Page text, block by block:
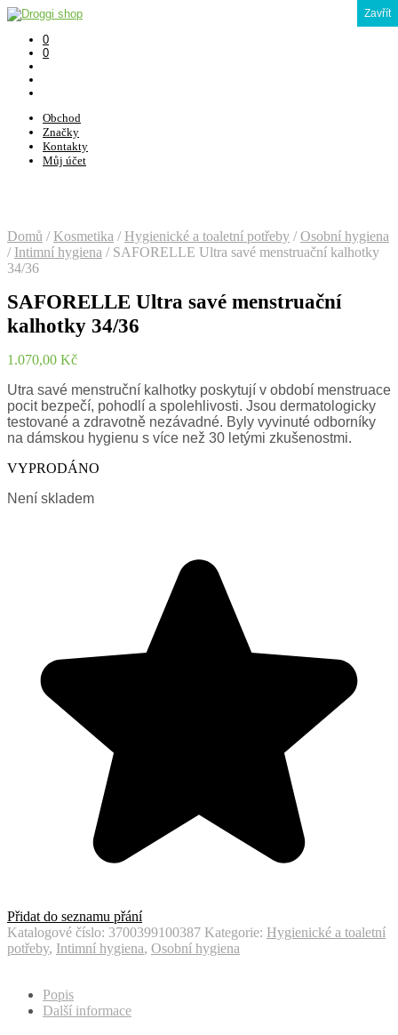
0
0
Obchod
Značky
Kontakty
Můj účet
Domů / Kosmetika / Hygienické a toaletní potřeby / Osobní hygiena
/ Intimní hygiena /SAFORELLE Ultra savé menstruační kalhotky
34/36
SAFORELLE Ultra savé menstruační
kalhotky 34/36
1.070,00 Kč
Utra savé menstruční kalhotky poskytují v období menstruace
pocit bezpečí, pohodlí a spolehlivosti. Jsou dermatologicky
testované a zdravotně nezávadné. Byly vyvinuté odborníky
na dámskou hygienu s více než 30 letými zkušenostmi.
VYPRODÁNO
Není skladem
Přidat do seznamu přání
Katalogové číslo: 3700399100387 Kategorie: Hygienické a toaletní
potřeby, Intimní hygiena, Osobní hygiena
Popis
Další informace
Zavřít